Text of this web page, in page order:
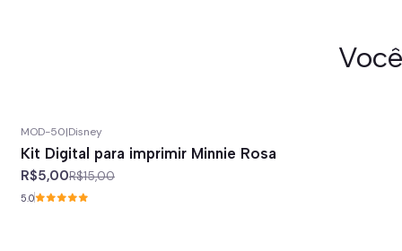
MOD-50|Disney
Kit Digital para imprimir Minnie Rosa
R$5,00R$15,00
5.0